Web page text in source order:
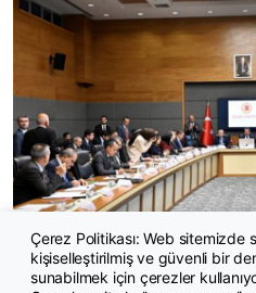
Milli Dayanışma ve Toplumsal
Dair Kanun Teklifi Komisyon'da
Çerez Politikası: Web sitemizde
kişiselleştirilmiş ve güvenli bir
sunabilmek için çerezler